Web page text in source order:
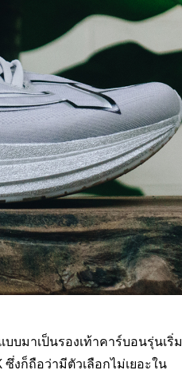
บบมาเป็นรองเท้าคาร์บอนรุ่นเริ่ม
งก็ถือว่ามีตัวเลือกไม่เยอะใน